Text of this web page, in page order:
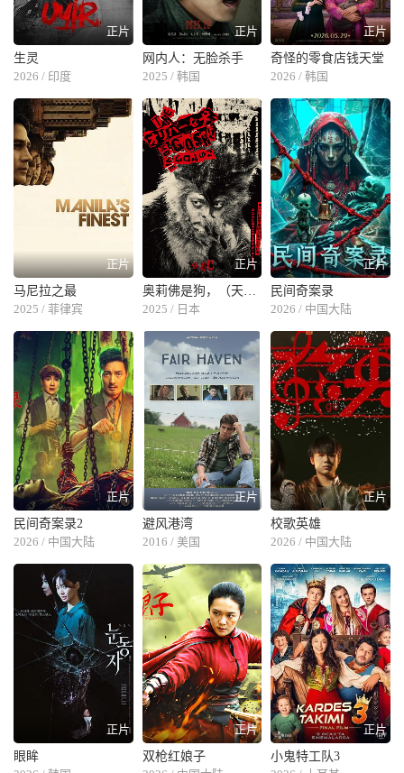
正片
生灵
2026 / 印度
正片
网内人：无脸杀手
2025 / 韩国
正片
奇怪的零食店钱天堂
2026 / 韩国
正片
马尼拉之最
2025 / 菲律宾
正片
奥莉佛是狗，（天哪！！）这家伙 电影版
2025 / 日本
正片
民间奇案录
2026 / 中国大陆
正片
民间奇案录2
2026 / 中国大陆
正片
避风港湾
2016 / 美国
正片
校歌英雄
2026 / 中国大陆
正片
眼眸
正片
双枪红娘子
正片
小鬼特工队3